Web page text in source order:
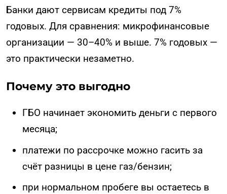
Банки дают сервисам кредиты под 7%
годовых. Для сравнения: микрофинансовые
организации — 30–40% и выше. 7% годовых —
это практически незаметно.
Почему это выгодно
ГБО начинает экономить деньги с первого
месяца;
платежи по рассрочке можно гасить за
счёт разницы в цене газ/бензин;
при нормальном пробеге вы остаетесь в